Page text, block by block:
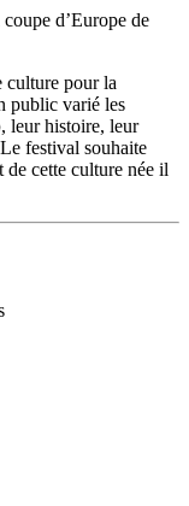
d’Europe de
culture pour la
public varié les
, leur histoire, leur
festival souhaite
de cette culture née il